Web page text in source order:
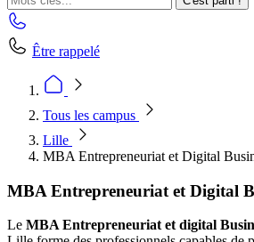
Être rappelé
Tous les campus
Lille
MBA Entrepreneuriat et Digital
MBA Entrepreneuriat et Digital
Le MBA Entrepreneuriat et digital